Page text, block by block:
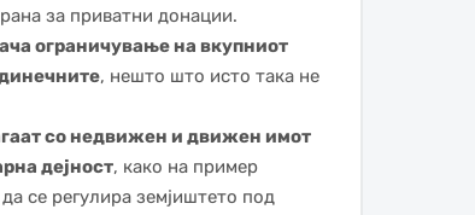
за приватни донации.
ограничување на вкупниот
, нешто што исто така не
со недвижен и движен имот
дејност, како на пример
се регулира земјиштето под